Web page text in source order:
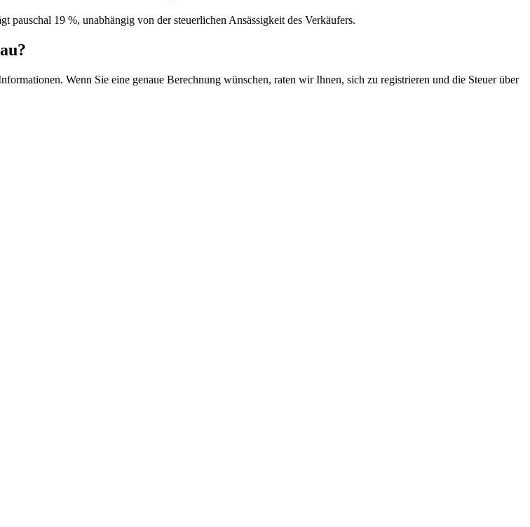
pauschal 19 %, unabhängig von der steuerlichen Ansässigkeit des Verkäufers.
Wenn Sie eine genaue Berechnung wünschen, raten wir Ihnen, sich zu registrieren und die Steuer über